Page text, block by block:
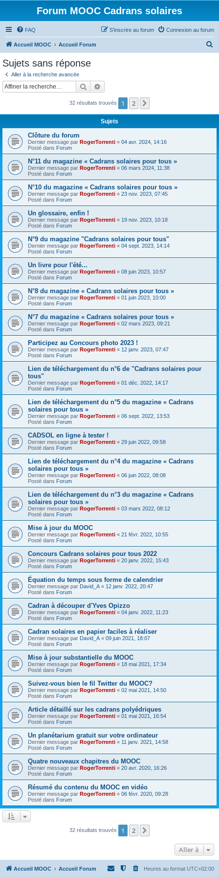
Forum MOOC Cadrans solaires
FAQ Connexion au forum
S’inscrire au forum
Accueil MOOC Accueil Forum
c
Sujets sans réponse
Aller à la recherche avancée
Rechercher
32 résultats trouvés 1 2
Sujets
Clôture du forum
Dernier message par RogerTorrenti « 04 avr. 2024, 14:16
Posté dans Forum
N°11 du magazine « Cadrans solaires pour tous »
Dernier message par RogerTorrenti « 06 mars 2024, 11:38
Posté dans Forum
N°10 du magazine « Cadrans solaires pour tous »
Dernier message par RogerTorrenti « 23 nov. 2023, 07:45
Posté dans Forum
Un glossaire, enfin !
Dernier message par RogerTorrenti « 19 nov. 2023, 10:18
Posté dans Forum
N°9 du magazine "Cadrans solaires pour tous"
Dernier message par RogerTorrenti « 04 sept. 2023, 14:14
Posté dans Forum
Un livre pour l'été...
Dernier message par RogerTorrenti « 08 juin 2023, 10:57
Posté dans Forum
N°8 du magazine « Cadrans solaires pour tous »
Dernier message par RogerTorrenti « 01 juin 2023, 10:00
Posté dans Forum
N°7 du magazine « Cadrans solaires pour tous »
Dernier message par RogerTorrenti « 02 mars 2023, 09:21
Posté dans Forum
Participez au Concours photo 2023 !
Dernier message par RogerTorrenti « 12 janv. 2023, 07:47
Posté dans Forum
Lien de téléchargement du n°6 de "Cadrans solaires pour
tous"
Dernier message par RogerTorrenti « 01 déc. 2022, 14:17
Posté dans Forum
Lien de téléchargement du n°5 du magazine « Cadrans
solaires pour tous »
Dernier message par RogerTorrenti « 06 sept. 2022, 13:53
Posté dans Forum
CADSOL en ligne à tester !
Dernier message par RogerTorrenti « 29 juin 2022, 09:58
Posté dans Forum
Lien de téléchargement du n°4 du magazine « Cadrans
solaires pour tous »
Dernier message par RogerTorrenti « 06 juin 2022, 08:08
Posté dans Forum
Lien de téléchargement du n°3 du magazine « Cadrans
solaires pour tous »
Dernier message par RogerTorrenti « 03 mars 2022, 08:12
Posté dans Forum
Mise à jour du MOOC
Dernier message par RogerTorrenti « 21 févr. 2022, 10:55
Posté dans Forum
Concours Cadrans solaires pour tous 2022
Dernier message par RogerTorrenti « 20 janv. 2022, 15:43
Posté dans Forum
Équation du temps sous forme de calendrier
Dernier message par David_A « 12 janv. 2022, 20:47
Posté dans Forum
Cadran à découper d'Yves Opizzo
Dernier message par RogerTorrenti « 04 janv. 2022, 11:23
Posté dans Forum
Cadran solaires en papier faciles à réaliser
Dernier message par David_A « 09 juin 2021, 18:07
Posté dans Forum
Mise à jour substantielle du MOOC
Dernier message par RogerTorrenti « 18 mai 2021, 17:34
Posté dans Forum
Suivez-vous bien le fil Twitter du MOOC?
Dernier message par RogerTorrenti « 02 mai 2021, 14:50
Posté dans Forum
Article détaillé sur les cadrans polyédriques
Dernier message par RogerTorrenti « 01 mai 2021, 16:54
Posté dans Forum
Un planétarium gratuit sur votre ordinateur
Dernier message par RogerTorrenti « 11 janv. 2021, 14:58
Posté dans Forum
Quatre nouveaux chapitres du MOOC
Dernier message par RogerTorrenti « 20 avr. 2020, 16:26
Posté dans Forum
Résumé du contenu du MOOC en vidéo
Dernier message par RogerTorrenti « 06 févr. 2020, 09:28
Posté dans Forum
32 résultats trouvés 1 2
Aller à
Accueil MOOC Accueil Forum Heures au format UTC+02:00